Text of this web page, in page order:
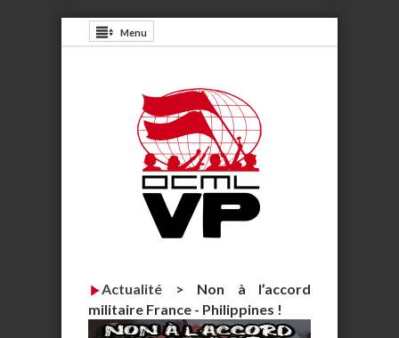
Menu
Actualité > Non à l’accord
militaire France - Philippines !